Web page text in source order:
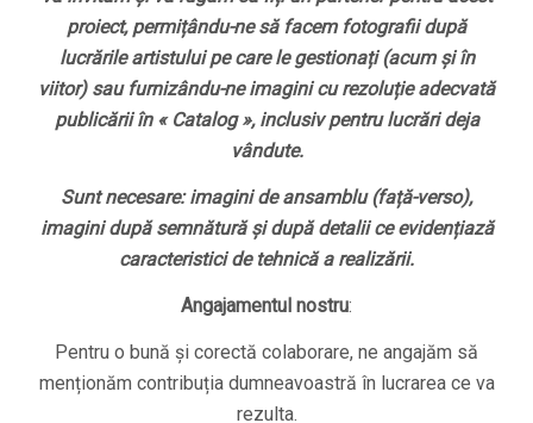
proiect, permițându-ne să facem fotografii după
lucrările artistului pe care le gestionați (acum și în
viitor) sau furnizându-ne imagini cu rezoluție adecvată
publicării în « Catalog », inclusiv pentru lucrări deja
vândute.
Sunt necesare: imagini de ansamblu (față-verso),
imagini după semnătură și după detalii ce evidențiază
caracteristici de tehnică a realizării.
Angajamentul nostru:
Pentru o bună și corectă colaborare, ne angajăm să
menționăm contribuția dumneavoastră în lucrarea ce va
rezulta.